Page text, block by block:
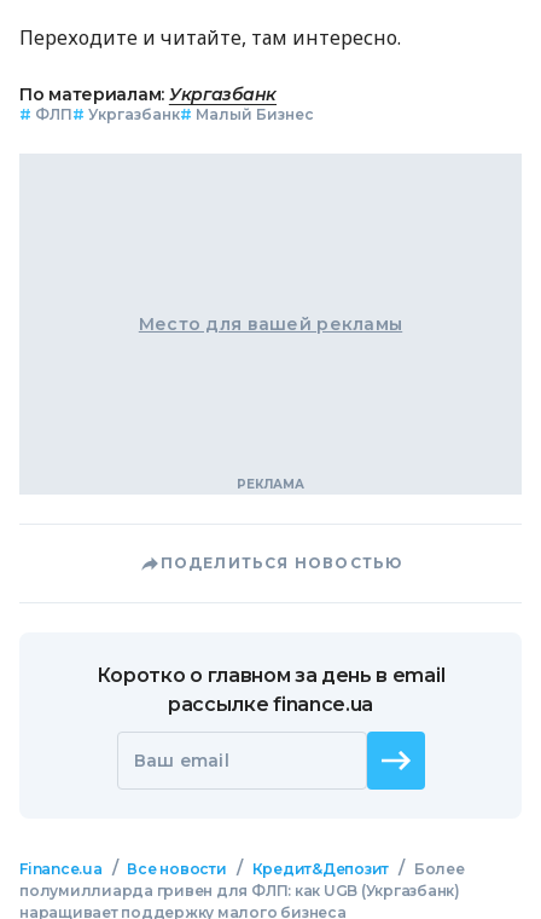
Переходите и читайте, там интересно.
По материалам: Укргазбанк
# ФЛП# Укргазбанк# Малый Бизнес
Место для вашей рекламы
ПОДЕЛИТЬСЯ НОВОСТЬЮ
Коротко о главном за день в email
рассылке finance.ua
Ваш email
Finance.ua / Все новости / Кредит&Депозит /
Более
полумиллиарда гривен для ФЛП: как UGB (Укргазбанк)
наращивает поддержку малого бизнеса